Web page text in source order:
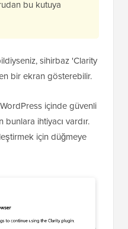
bu kutuya
sihirbaz 'Clarity
bir ekran gösterebilir.
içinde güvenli
ihtiyacı vardır.
için düğmeye